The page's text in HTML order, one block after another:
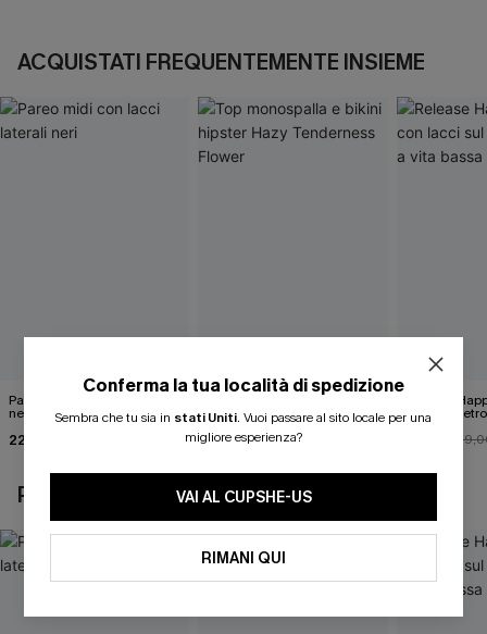
ACQUISTATI FREQUENTEMENTE INSIEME
Pareo midi con lacci laterali
neri
22,00 €
Top monospalla e bikini
hipster Hazy Tenderness
Flower
35,00 €
Release
lacci sul
bassa
POTREBBE INTERESSARTI ANCHE
Conferma la tua località di spedizione
Sembra che tu sia in stati Uniti. Vuoi passare al sito locale per una
migliore esperienza?
VAI AL CUPSHE-US
RIMANI QUI